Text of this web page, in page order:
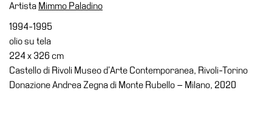
Famiglie
Scuole
Artista Mimmo Paladino
1994-1995
olio su tela
224 x 326 cm
Castello di Rivoli Museo d’Arte Contemporanea, Rivoli-Torino
Donazione Andrea Zegna di Monte Rubello – Milano, 2020